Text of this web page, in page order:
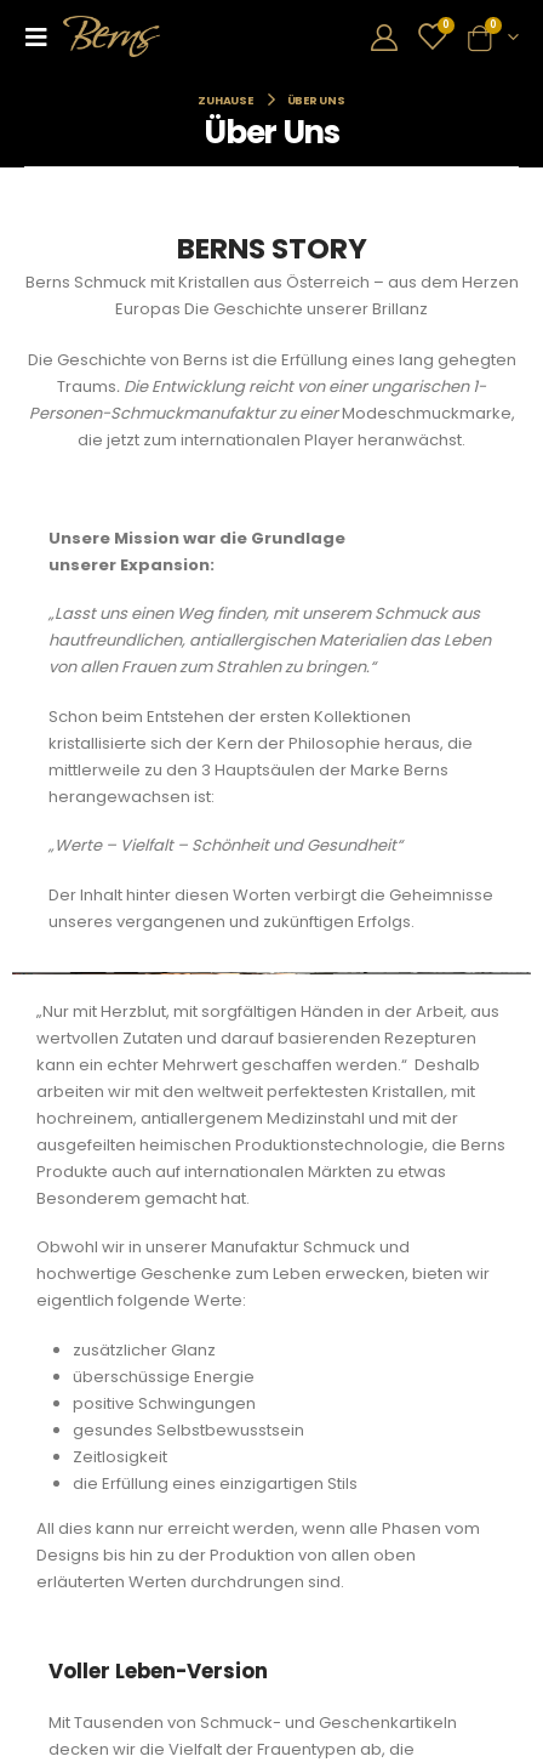
0 0
ZUHAUSE ÜBER UNS
Über Uns
BERNS STORY
Berns Schmuck mit Kristallen aus Österreich – aus dem Herzen
Europas Die Geschichte unserer Brillanz
Die Geschichte von Berns ist die Erfüllung eines lang gehegten
Traums. Die Entwicklung reicht von einer ungarischen 1-
Personen-Schmuckmanufaktur zu einerModeschmuckmarke,
die jetzt zum internationalen Player heranwächst.
Unsere Mission war die Grundlage
unserer Expansion:
„Lasst uns einen Weg finden, mit unserem Schmuck aus
hautfreundlichen, antiallergischen Materialien das Leben
von allen Frauen zum Strahlen zu bringen.“
Schon beim Entstehen der ersten Kollektionen
kristallisierte sich der Kern der Philosophie heraus, die
mittlerweile zu den 3 Hauptsäulen der Marke Berns
herangewachsen ist:
„Werte – Vielfalt – Schönheit und Gesundheit“
Der Inhalt hinter diesen Worten verbirgt die Geheimnisse
unseres vergangenen und zukünftigen Erfolgs.
„Nur mit Herzblut, mit sorgfältigen Händen in der Arbeit, aus
wertvollen Zutaten und darauf basierenden Rezepturen
kann ein echter Mehrwert geschaffen werden.“ Deshalb
arbeiten wir mit den weltweit perfektesten Kristallen,mit
hochreinem, antiallergenem Medizinstahl und mit der
ausgefeilten heimischen Produktionstechnologie, die Berns
Produkte auch auf internationalen Märkten zu etwas
Besonderem gemacht hat.
Obwohl wir in unserer Manufaktur Schmuck und
hochwertige Geschenke zum Leben erwecken, bieten wir
eigentlich folgende Werte:
zusätzlicher Glanz
überschüssige Energie
positive Schwingungen
gesundes Selbstbewusstsein
Zeitlosigkeit
die Erfüllung eines einzigartigen Stils
All dies kann nur erreicht werden, wenn alle Phasen vom
Designs bis hin zu der Produktion von allen oben
erläuterten Werten durchdrungen sind.
Voller Leben-Version
Mit Tausenden von Schmuck- und Geschenkartikeln
decken wir die Vielfalt der Frauentypen ab, die